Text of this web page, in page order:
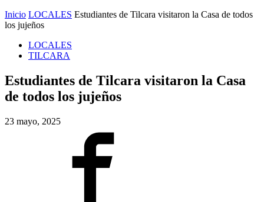
Inicio LOCALES Estudiantes de Tilcara visitaron la Casa de todos
los jujeños
LOCALES
TILCARA
Estudiantes de Tilcara visitaron la Casa
de todos los jujeños
23 mayo, 2025